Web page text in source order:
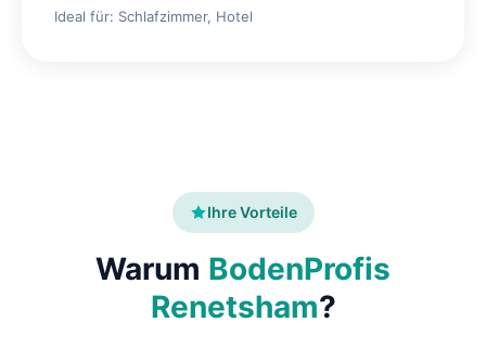
Ideal für: Schlafzimmer, Hotel
Ihre Vorteile
Warum BodenProfis
Renetsham?